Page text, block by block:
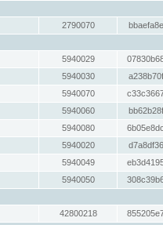
2790070
5940029
5940030
5940070
5940060
5940080
5940020
5940049
5940050
42800218